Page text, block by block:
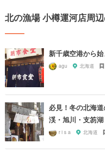
北の漁場 小樽運河店周
新千歳空港から
agu 北海道
必見！冬の北海
渓・旭川・支笏
r i s a 北海道